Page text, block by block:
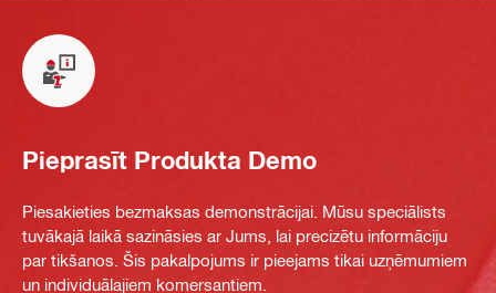
Pieprasīt Produkta Demo
Piesakieties bezmaksas demonstrācijai. Mūsu speciālists
tuvākajā laikā sazināsies ar Jums, lai precizētu informāciju
par tikšanos. Šis pakalpojums ir pieejams tikai uzņēmumiem
un individuālajiem komersantiem.